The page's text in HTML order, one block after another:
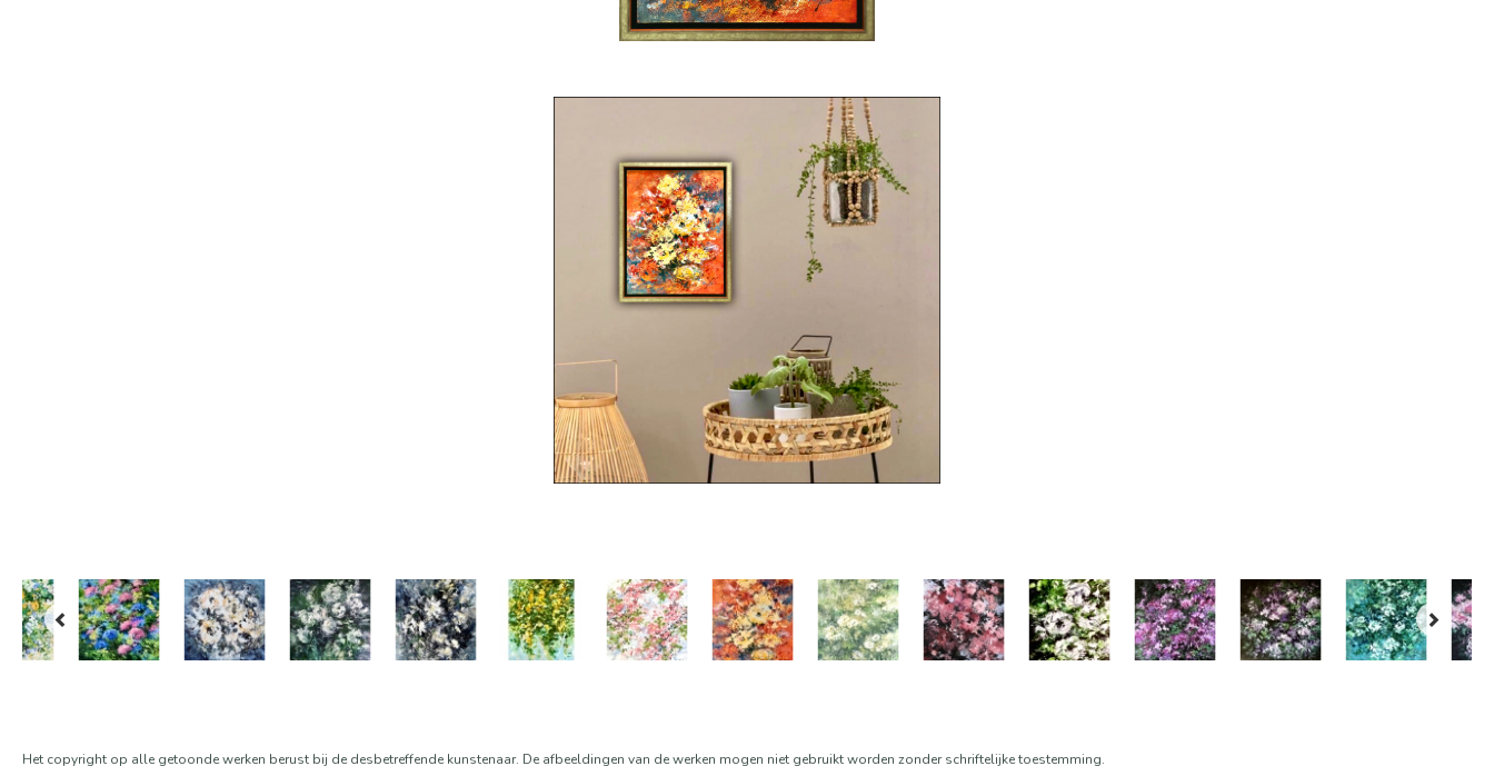
Het copyright op alle getoonde werken berust bij de desbetreffende kunstenaar. De afbeeldingen van de werken mogen niet gebruikt worden zonder schriftelijke toestemming.